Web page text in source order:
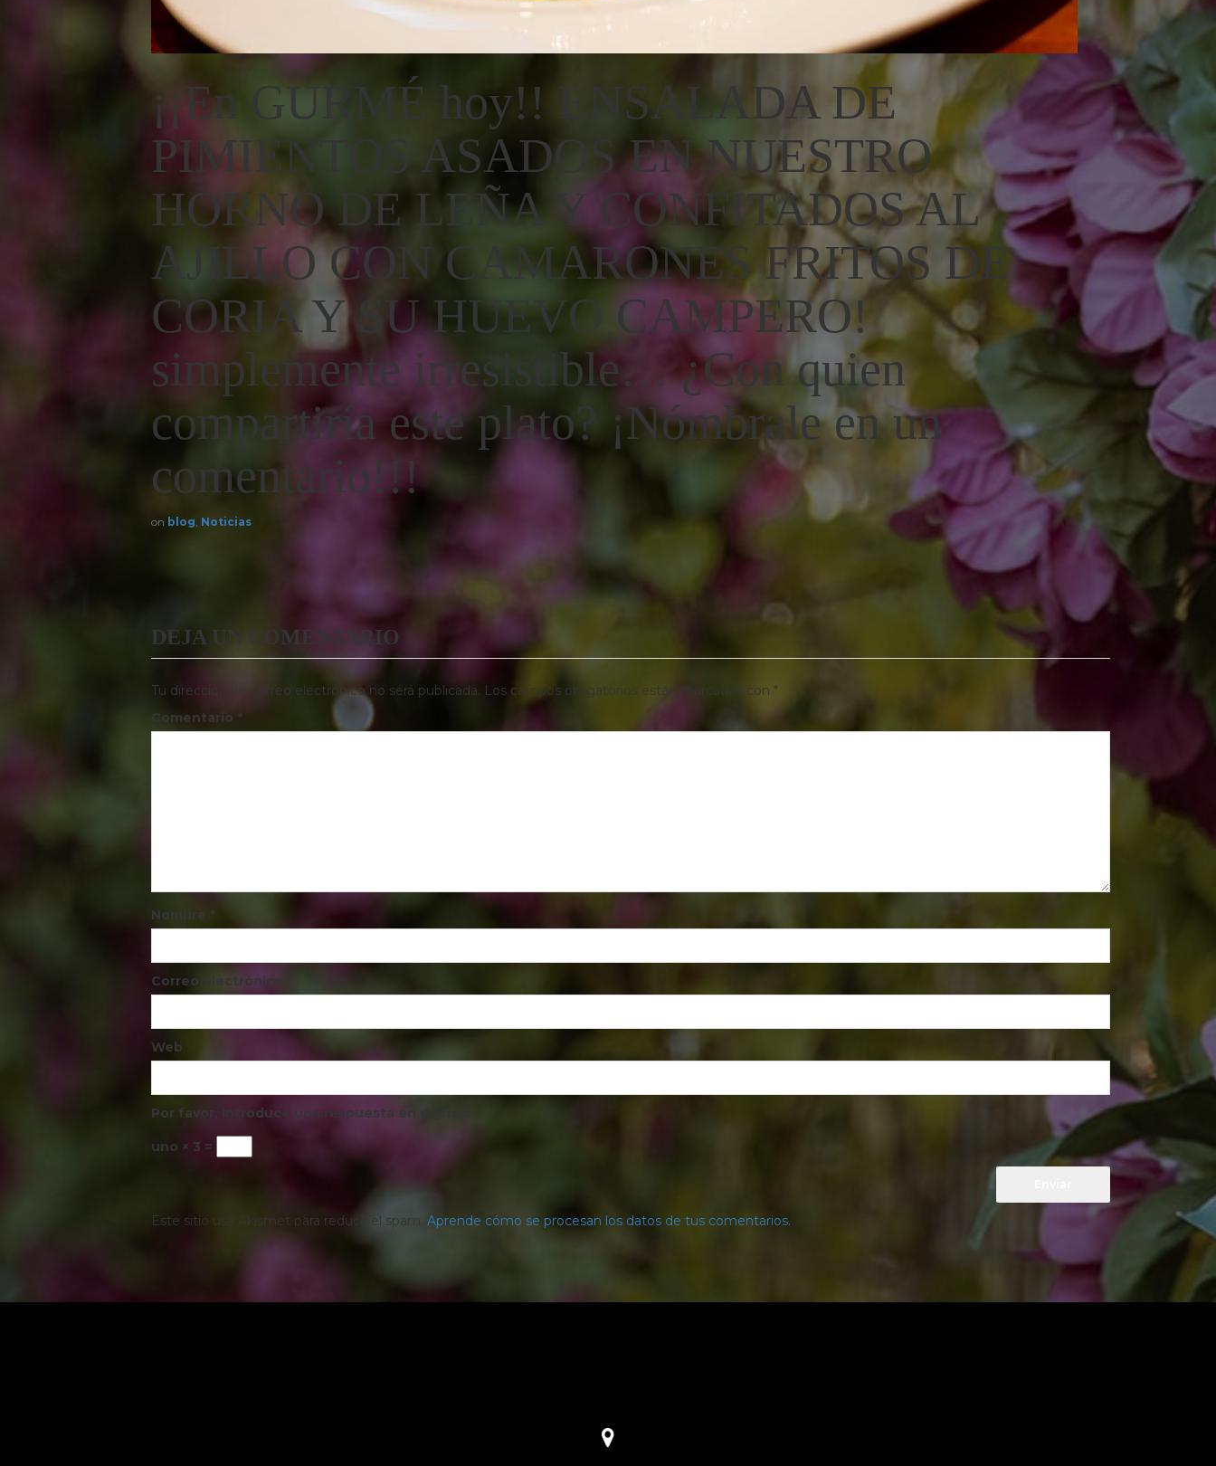
¡¡En GURMÉ hoy!! ENSALADA DE
PIMIENTOS ASADOS EN NUESTRO
HORNO DE LEÑA Y CONFITADOS AL
AJILLO CON CAMARONES FRITOS DE
CORIA Y SU HUEVO CAMPERO!
simplemente irresistible… ¿Con quien
compartiría este plato? ¡Nómbrale en un
comentario!!!
on blog, Noticias
DEJA UN COMENTARIO
Tu dirección de correo electrónico no será publicada. Los campos obligatorios están marcados con *
Comentario *
Nombre *
Correo electrónico
Web
Por favor, introduce una respuesta en dígitos:
uno × 3 =
Este sitio usa Akismet para reducir el spam. Aprende cómo se procesan los datos de tus comentarios.